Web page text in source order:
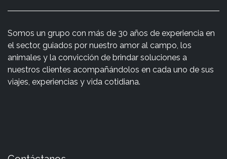
Somos un grupo con más de 30 años de experiencia en
el sector, guiados por nuestro amor al campo, los
animales y la convicción de brindar soluciones a
nuestros clientes acompañándolos en cada uno de sus
viajes, experiencias y vida cotidiana.